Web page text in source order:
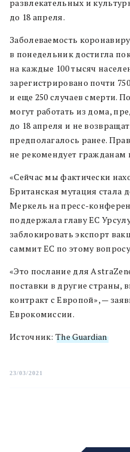
развлекательных и
до 18 апреля.
Заболеваемость
в понедельник достигла
на каждые 100 тысяч
зарегистрировано почти
и еще 250 случаев смерти.
могут работать из дома,
до 18 апреля и не
предполагалось ранее.
не рекомендует гражданам
«Сейчас мы фактически
Британская мутация
Меркель на пресс-
поддержала главу ЕС
заблокировать экспорт
саммит ЕС по этому
«Это послание для
поставки в другие
контракт с Европой», —
Еврокомиссии.
Источник: The Guardian
23/03/2021